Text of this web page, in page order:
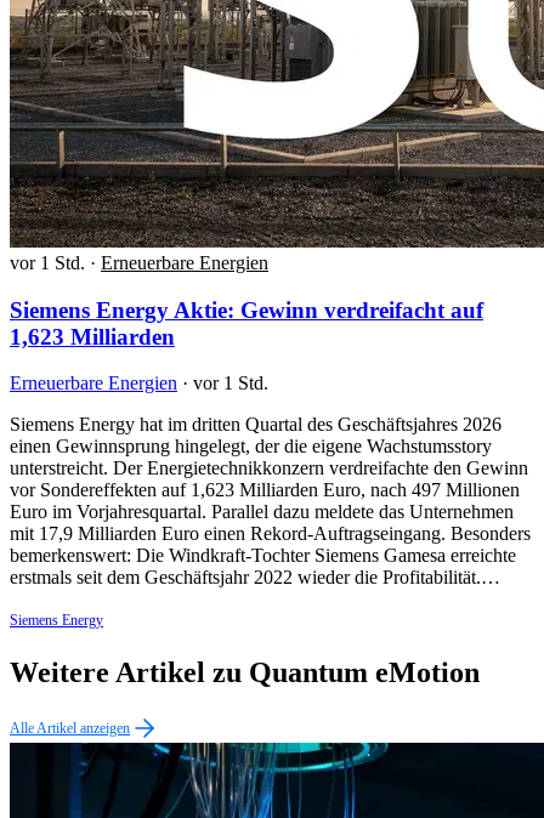
vor 1 Std. · Erneuerbare Energien
Siemens Energy Aktie: Gewinn verdreifacht auf
1,623 Milliarden
Erneuerbare Energien · vor 1 Std.
Siemens Energy hat im dritten Quartal des Geschäftsjahres 2026
einen Gewinnsprung hingelegt, der die eigene Wachstumsstory
unterstreicht. Der Energietechnikkonzern verdreifachte den Gewinn
vor Sondereffekten auf 1,623 Milliarden Euro, nach 497 Millionen
Euro im Vorjahresquartal. Parallel dazu meldete das Unternehmen
mit 17,9 Milliarden Euro einen Rekord-Auftragseingang. Besonders
bemerkenswert: Die Windkraft-Tochter Siemens Gamesa erreichte
erstmals seit dem Geschäftsjahr 2022 wieder die Profitabilität.…
Siemens Energy
Weitere Artikel zu Quantum eMotion
Alle Artikel anzeigen